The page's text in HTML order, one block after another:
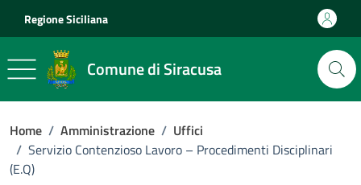
Regione Siciliana
Comune di Siracusa
Home / Amministrazione / Uffici
/ Servizio Contenzioso Lavoro – Procedimenti Disciplinari
(E.Q)